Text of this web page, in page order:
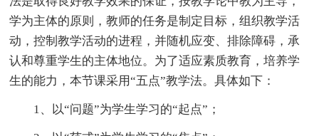
学为主体的原则，教师的任务是制定目标，组织教学活
动，控制教学活动的进程，并随机应变、排除障碍，承
认和尊重学生的主体地位。为了适应素质教育，培养学
生的能力，本节课采用“五点”教学法。具体如下：
1、以“问题”为学生学习的“起点”；